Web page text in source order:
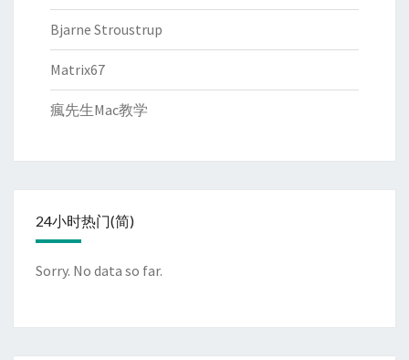
Bjarne Stroustrup
Matrix67
瘋先生Mac教学
24小时热门(简)
Sorry. No data so far.